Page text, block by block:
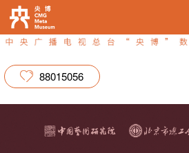
88015056